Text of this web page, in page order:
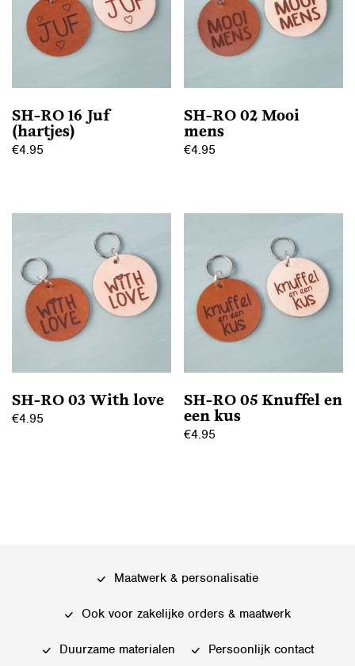
SH-RO 16 Juf
(hartjes)
€4.95
variaties.
Deze
optie
kan
gekozen
de
productpagina
SH-RO 02 Mooi
mens
€4.95
variaties.
Deze
optie
kan
gekozen
de
productpagina
SH-RO 03 With love
€4.95
SH-RO 05 Knuffel en
een kus
€4.95
optie
kan
worden
Maatwerk & personalisatie
Ook voor zakelijke orders & maatwerk
Duurzame materialen Persoonlijk contact